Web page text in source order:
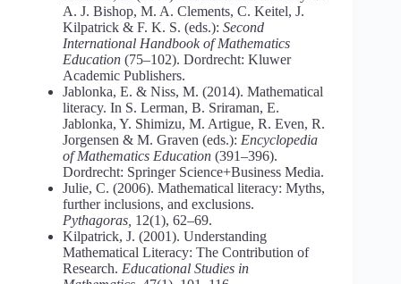
A. J. Bishop, M. A. Clements, C. Keitel, J.
Kilpatrick & F. K. S. (eds.): Second
International Handbook of Mathematics
Education (75–102). Dordrecht: Kluwer
Academic Publishers.
Jablonka, E. & Niss, M. (2014). Mathematical
literacy. In S. Lerman, B. Sriraman, E.
Jablonka, Y. Shimizu, M. Artigue, R. Even, R.
Jorgensen & M. Graven (eds.): Encyclopedia
of Mathematics Education (391–396).
Dordrecht: Springer Science+Business Media.
Julie, C. (2006). Mathematical literacy: Myths,
further inclusions, and exclusions.
Pythagoras, 12(1), 62–69.
Kilpatrick, J. (2001). Understanding
Mathematical Literacy: The Contribution of
Research. Educational Studies in